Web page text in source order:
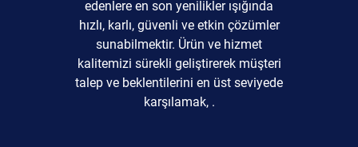
edenlere en son yenilikler ışığında
hızlı, karlı, güvenli ve etkin çözümler
sunabilmektir. Ürün ve hizmet
kalitemizi sürekli geliştirerek müşteri
talep ve beklentilerini en üst seviyede
karşılamak, .